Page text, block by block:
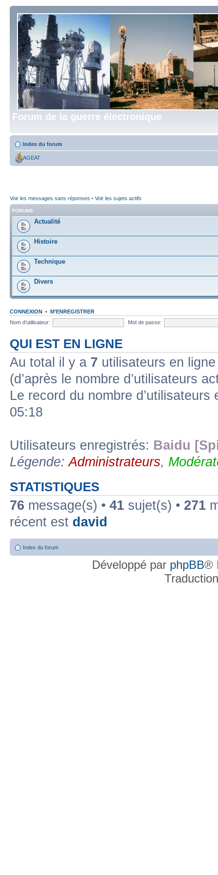
Forum de la guerre électronique
Index du forum
AGEAT
Voir les messages sans réponses • Voir les sujets actifs
FORUMS
Actualité
Histoire
Technique
Divers
CONNEXION • M’ENREGISTRER
Nom d’utilisateur:
Mot de passe:
QUI EST EN LIGNE
Au total il y a 7 utilisateurs en
(d’après le nombre d’utilisateurs
Le record du nombre
05:18
Utilisateurs enregistrés: Baidu
Légende:Administrateurs,
STATISTIQUES
76 message(s) • 41 sujet(s) • 271
récent est david
Index du forum
Développé par phpBB®